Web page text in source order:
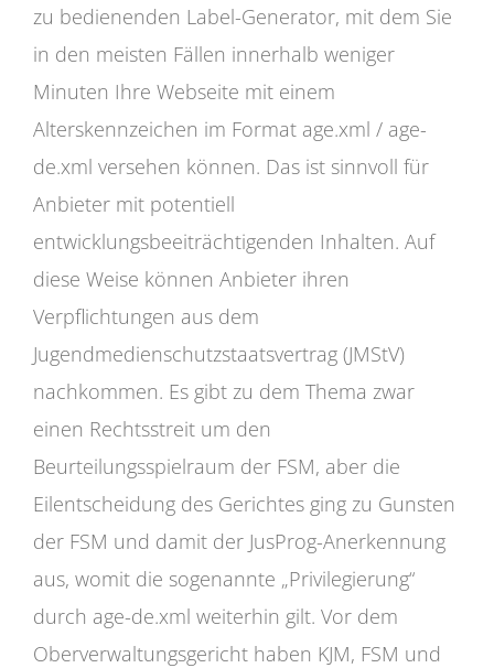
zu bedienenden Label-Generator, mit dem Sie
in den meisten Fällen innerhalb weniger
Minuten Ihre Webseite mit einem
Alterskennzeichen im Format age.xml / age-
de.xml versehen können. Das ist sinnvoll für
Anbieter mit potentiell
entwicklungsbeeiträchtigenden Inhalten. Auf
diese Weise können Anbieter ihren
Verpflichtungen aus dem
Jugendmedienschutzstaatsvertrag (JMStV)
nachkommen. Es gibt zu dem Thema zwar
einen Rechtsstreit um den
Beurteilungsspielraum der FSM, aber die
Eilentscheidung des Gerichtes ging zu Gunsten
der FSM und damit der JusProg-Anerkennung
aus, womit die sogenannte „Privilegierung“
durch age-de.xml weiterhin gilt. Vor dem
Oberverwaltungsgericht haben KJM, FSM und